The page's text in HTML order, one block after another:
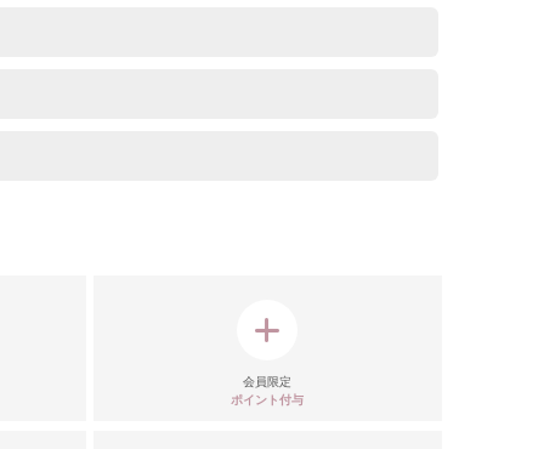
会員限定
ポイント付与